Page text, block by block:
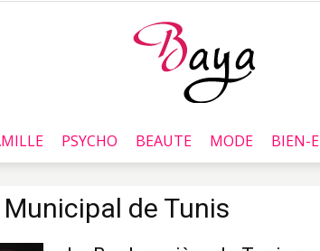
Baya.tn
PSYCHO BEAUTE MODE BIEN-
de Tunis